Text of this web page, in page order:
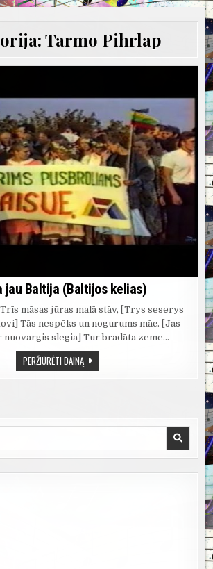
Tarmo Pihrlap
jau Baltija (Baltijos kelias)
māsas jūras malā stāv, [Trys seserys
Tās nespēks un nogurums māc. [Jas
nuovargis slegia] Tur bradāta zeme…
PERŽIŪRĖTI DAINĄBUNDA
JAU
BALTIJA